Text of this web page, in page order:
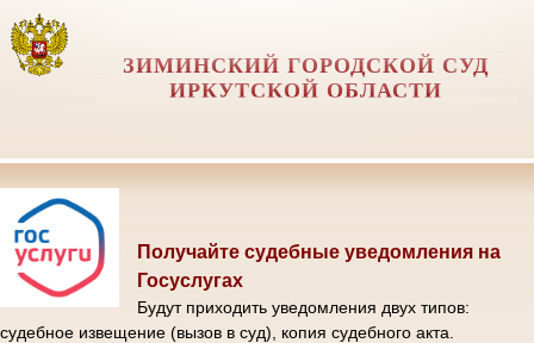
ЗИМИНСКИЙ ГОРОДСКОЙ СУД
ИРКУТСКОЙ ОБЛАСТИ
Получайте судебные уведомления на
Госуслугах
Будут приходить уведомления двух типов:
судебное извещение (вызов в суд), копия судебного акта.